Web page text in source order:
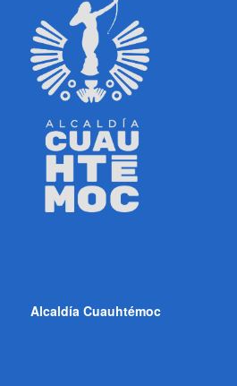
Alcaldía Cuauhtémoc